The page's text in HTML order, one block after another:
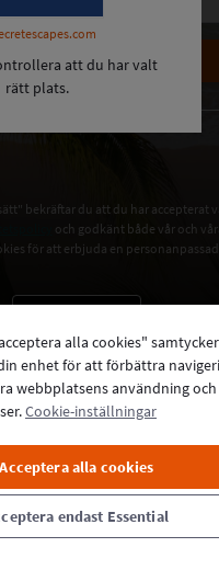
bekräftar du att du har accepterat
och godkänt både vår och
för att erbjuda en
Belgium
Denmark
Germany
Hong Kong SAR China
att du har valt
rätt plats.
alla cookies"
enhet för att förbättra
webbplatsens användning och
Cookie-inställningar
Acceptera alla cookies
endast Essential